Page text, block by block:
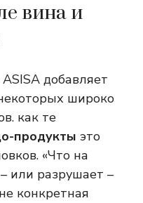
вина и
добавляет
широко
как те
продукты это
«Что на
или разрушает –
конкретная